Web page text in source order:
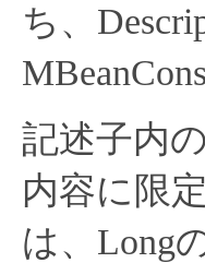
ち、
記述子内
内容に限
は、Long